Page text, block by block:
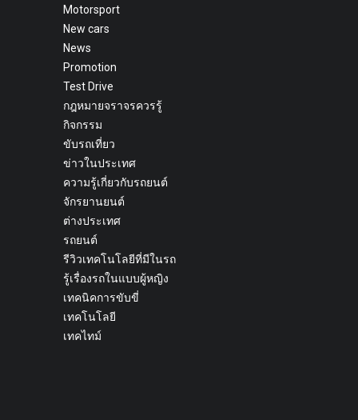
Motorsport
New cars
News
Promotion
Test Drive
กฎหมายจราจรควรรู้
กิจกรรม
ขับรถเที่ยว
ข่าวในประเทศ
ความรู้เกี่ยวกับรถยนต์
จักรยานยนต์
ต่างประเทศ
รถยนต์
รีวิวเทคโนโลยีที่มีในรถ
รู้เรื่องรถในแบบผู้หญิง
เทคนิคการขับขี่
เทคโนโลยี
เทคไทม์